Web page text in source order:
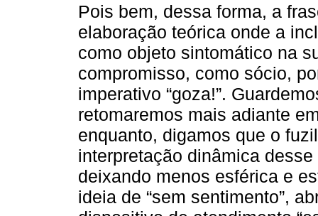
Pois bem, dessa forma, a
elaboração teórica onde a
como objeto sintomático na
compromisso, como sócio,
imperativo “goza!”.
retomaremos mais adiante
enquanto, digamos que o
interpretação dinâmica
deixando menos esférica e
ideia de “sem sentimento”,